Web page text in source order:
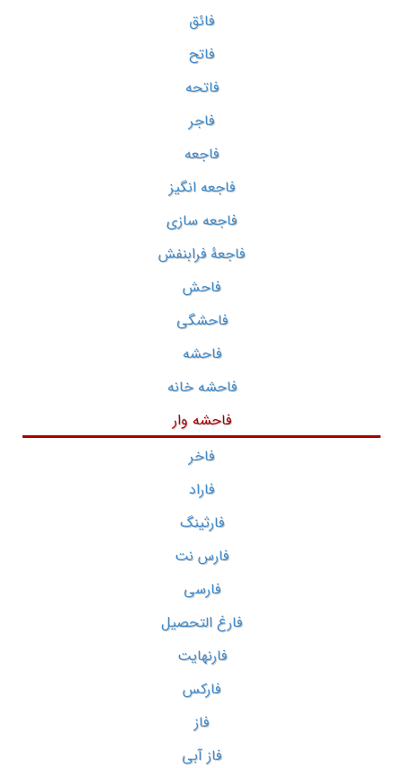
فائق
فاتح
فاتحه
فاجر
فاجعه
فاجعه انگیز
فاجعه سازی
فاجعۀ فرابنفش
فاحش
فاحشگی
فاحشه
فاحشه خانه
فاحشه وار
فاخر
فاراد
فارثینگ
فارس نت
فارسی
فارغ التحصیل
فارنهایت
فارکس
فاز
فاز آبی